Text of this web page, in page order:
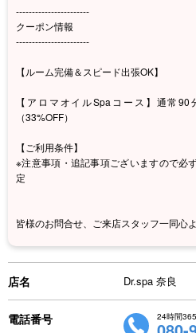
-----------------------
クーポン情報
-----------------------
【ルーム完備＆スピード出張OK】
【アロマオイルSpaコース】通常
（33%OFF）
【ご利用条件】
※注意事項・追記事項ございますので必
定
皆様のお問合せ、ご来店スタッフ一同心
店名 Dr.spa 奈良
電話番号 24時間